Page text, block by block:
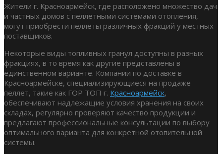
Жители г. Красноармейск, где расположено множество дач
и частных домов с пеллетными системами отопления,
могут приобрести пеллеты различных фракций у местных
поставщиков.
Некоторые виды топливных гранул доступны в разных
фракциях, в то время как другие представлены в
единственном варианте. Компании по доставке в
Красноармейске, специализирующиеся на продаже
пеллет, такие как ГОР ТОП г. Красноармейск,
обеспечивают надлежащие условия хранения на своих
складах, регулярно проверяют качество продукции и
предлагают профессиональные консультации по выбору
оптимального варианта для конкретной отопительной
системы.